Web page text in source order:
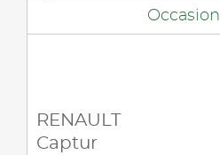
Occasion
RENAULT
Captur